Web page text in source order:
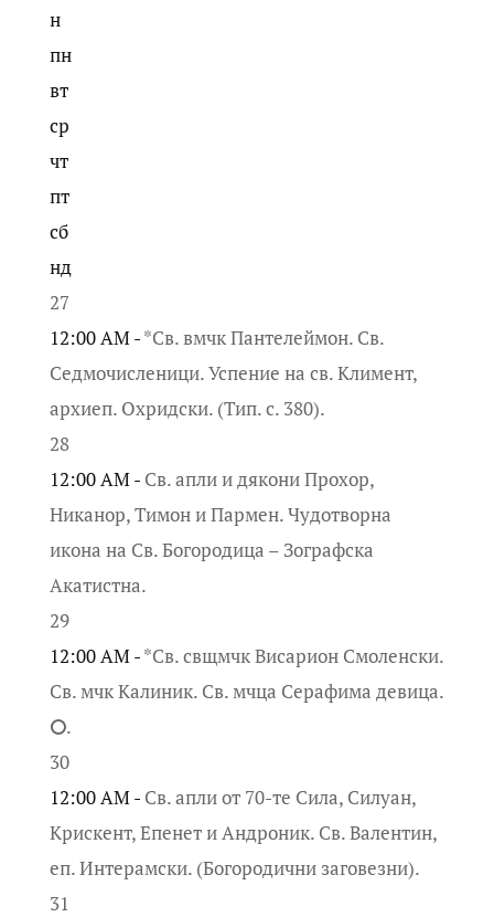
н
пн
вт
ср
чт
пт
сб
нд
27
12:00 AM -*Св. вмчк Пантелеймон. Св.
Седмочисленици. Успение на св. Климент,
архиеп. Охридски. (Тип. с. 380).
28
12:00 AM - Св. апли и дякони Прохор,
Никанор, Тимон и Пармен. Чудотворна
икона на Св. Богородица – Зографска
Акатистна.
29
12:00 AM -*Св. свщмчк Висарион Смоленски.
Св. мчк Калиник. Св. мчца Серафима девица.
⭘.
30
12:00 AM - Св. апли от 70-те Сила, Силуан,
Крискент, Епенет и Андроник. Св. Валентин,
еп. Интерамски. (Богородични заговезни).
31